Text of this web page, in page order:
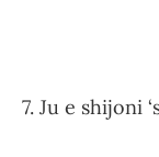
7. Ju e shijoni